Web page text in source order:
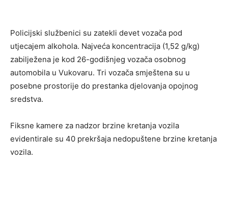
Policijski službenici su zatekli devet vozača pod
utjecajem alkohola. Najveća koncentracija (1,52 g/kg)
zabilježena je kod 26-godišnjeg vozača osobnog
automobila u Vukovaru. Tri vozača smještena su u
posebne prostorije do prestanka djelovanja opojnog
sredstva.
Fiksne kamere za nadzor brzine kretanja vozila
evidentirale su 40 prekršaja nedopuštene brzine kretanja
vozila.